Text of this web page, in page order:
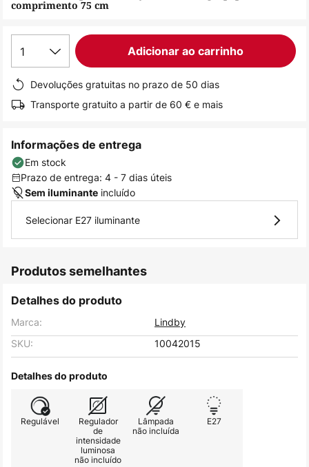
de
imagens
comprimento 75 cm
1 Adicionar ao carrinho
Devoluções gratuitas no prazo de 50 dias
Transporte gratuito a partir de 60 € e mais
Informações de entrega
Em stock
Prazo de entrega: 4 - 7 dias úteis
Sem iluminante incluído
Selecionar E27 iluminante
Produtos semelhantes
Detalhes do produto
Marca:
Lindby
SKU:
10042015
Detalhes do produto
Regulável
Regulador
de
intensidade
luminosa
não incluído
Lâmpada
não incluída
E27